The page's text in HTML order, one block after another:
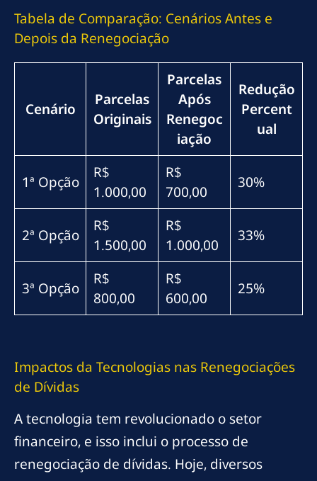
Tabela de Comparação: Cenários Antes e
Depois da Renegociação
Cenário
Parcelas
Originais
Parcelas
Após
Renegoc
iação
Redução
Percent
ual
1ª Opção
R$
1.000,00
R$
700,00
30%
2ª Opção
R$
1.500,00
R$
1.000,00
33%
3ª Opção
R$
800,00
R$
600,00
25%
Impactos da Tecnologias nas Renegociações
de Dívidas
A tecnologia tem revolucionado o setor
financeiro, e isso inclui o processo de
renegociação de dívidas. Hoje, diversos